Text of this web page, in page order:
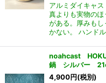
アルミダイキャ
真よりも実物の
がある。厚みも
かない。 ハンド
noahcast
鍋 シルバー
4,900円(税別)